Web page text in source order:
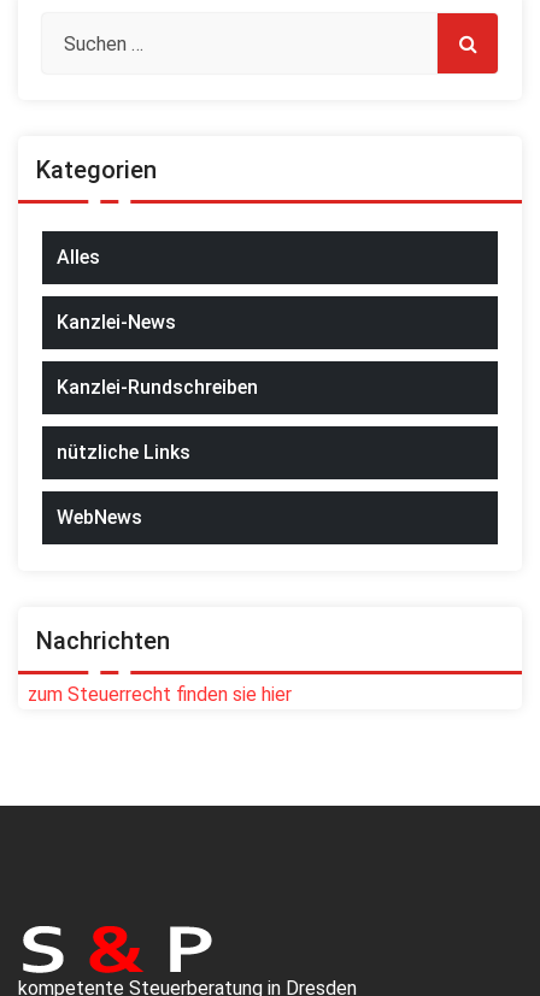
Kategorien
Alles
Kanzlei-News
Kanzlei-Rundschreiben
nützliche Links
WebNews
Nachrichten
zum Steuerrecht finden sie hier
kompetente Steuerberatung in Dresden